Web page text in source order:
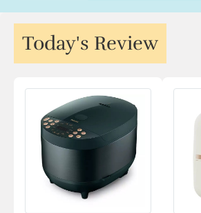
Today's Review